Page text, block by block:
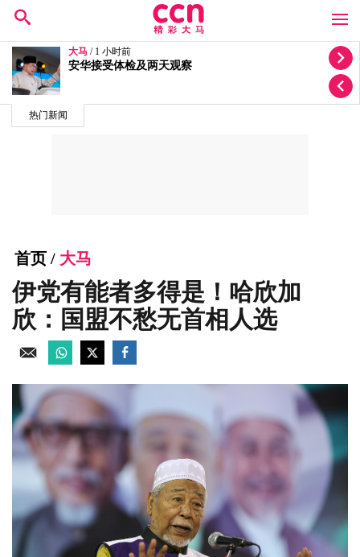
热门新闻
大马 / 19 小时前
国盟愿与国阵谈甲州选合作 阿末山苏里：包括议席互
首页 / 大马
伊党有能者多得是！哈欣加
欣：国盟不愁无首相人选